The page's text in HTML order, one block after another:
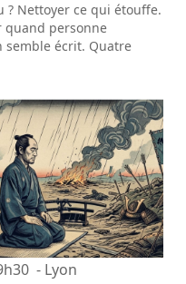
? Nettoyer ce qui étouffe.
quand personne
semble écrit. Quatre
- Lyon